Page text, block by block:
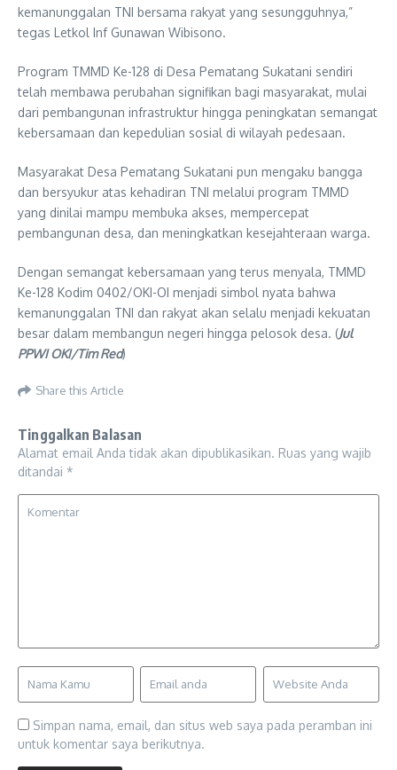
kemanunggalan TNI bersama rakyat yang sesungguhnya,”
tegas Letkol Inf Gunawan Wibisono.
Program TMMD Ke-128 di Desa Pematang Sukatani sendiri
telah membawa perubahan signifikan bagi masyarakat, mulai
dari pembangunan infrastruktur hingga peningkatan semangat
kebersamaan dan kepedulian sosial di wilayah pedesaan.
Masyarakat Desa Pematang Sukatani pun mengaku bangga
dan bersyukur atas kehadiran TNI melalui program TMMD
yang dinilai mampu membuka akses, mempercepat
pembangunan desa, dan meningkatkan kesejahteraan warga.
Dengan semangat kebersamaan yang terus menyala, TMMD
Ke-128 Kodim 0402/OKI-OI menjadi simbol nyata bahwa
kemanunggalan TNI dan rakyat akan selalu menjadi kekuatan
besar dalam membangun negeri hingga pelosok desa. (Jul
PPWI OKI/Tim Red)
Share this Article
Tinggalkan Balasan
Alamat email Anda tidak akan dipublikasikan. Ruas yang wajib
ditandai *
Simpan nama, email, dan situs web saya pada peramban ini
untuk komentar saya berikutnya.